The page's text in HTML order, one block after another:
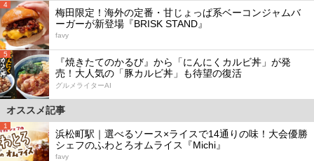
4
梅田限定！海外の定番・甘じょっぱ系ベーコンジャムバ
ーガーが新登場『BRISK STAND』
favy
5
『焼きたてのかるび』から「にんにくカルビ丼」が発
売！大人気の「豚カルビ丼」も待望の復活
グルメライターAI
オススメ記事
1
浜松町駅｜選べるソース×ライスで14通りの味！大会優勝
シェフのふわとろオムライス『Michi』
favy